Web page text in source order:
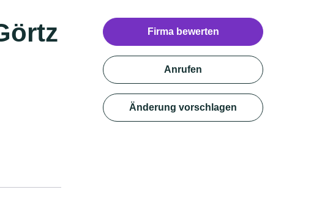
Firma bewerten
Anrufen
Änderung vorschlagen